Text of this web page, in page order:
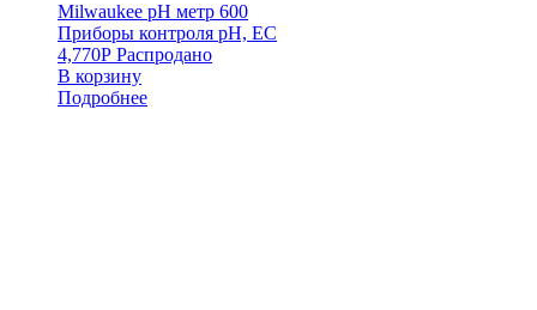
Milwaukee pH метр 600
Приборы контроля pH, EC
4,770Р Распродано
В корзину
Подробнее